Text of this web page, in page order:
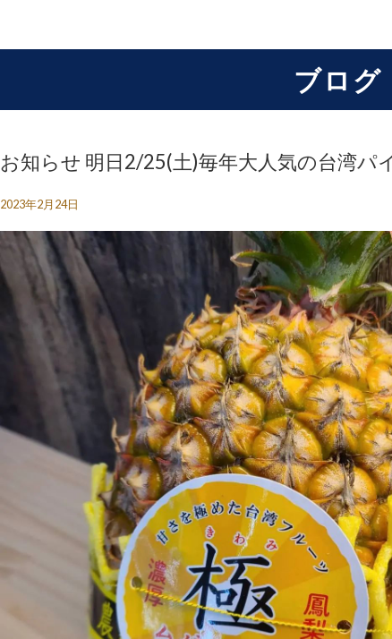
ブログ
お知らせ 明日2/25(土)毎年大人気の台湾パ
2023年2月24日